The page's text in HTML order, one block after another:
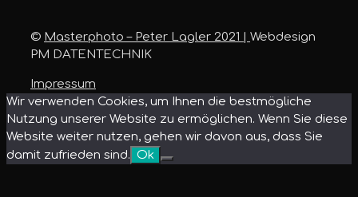
© Masterphoto – Peter Lagler 2021 | Webdesign
PM DATENTECHNIK
Impressum
Wir verwenden Cookies, um Ihnen die bestmögliche
Nutzung unserer Website zu ermöglichen. Wenn Sie diese
Website weiter nutzen, gehen wir davon aus, dass Sie
damit zufrieden sind. Ok